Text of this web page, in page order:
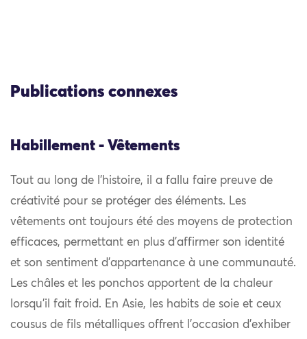
Publications connexes
Habillement - Vêtements
Tout au long de l’histoire, il a fallu faire preuve de
créativité pour se protéger des éléments. Les
vêtements ont toujours été des moyens de protection
efficaces, permettant en plus d’affirmer son identité
et son sentiment d’appartenance à une communauté.
Les châles et les ponchos apportent de la chaleur
lorsqu’il fait froid. En Asie, les habits de soie et ceux
cousus de fils métalliques offrent l’occasion d’exhiber